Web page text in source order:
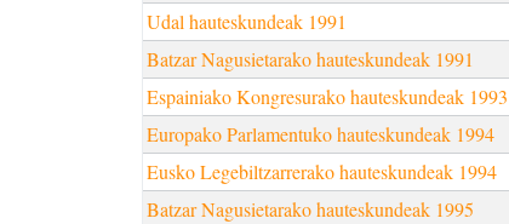
Udal hauteskundeak 1991
Batzar Nagusietarako hauteskundeak 1991
Espainiako Kongresurako hauteskundeak 1993
Europako Parlamentuko hauteskundeak 1994
Eusko Legebiltzarrerako hauteskundeak 1994
Batzar Nagusietarako hauteskundeak 1995